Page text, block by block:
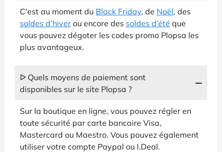
C'est au moment du Black Friday, de Noël, des
soldes d’hiver ou encore des soldes d’été que
vous pouvez dégoter les codes promo Plopsa les
plus avantageux.
ᐅ Quels moyens de paiement sont
disponibles sur le site Plopsa ?
Sur la boutique en ligne, vous pouvez régler en
toute sécurité par carte bancaire Visa,
Mastercard ou Maestro. Vous pouvez également
utiliser votre compte Paypal ou I.Deal.